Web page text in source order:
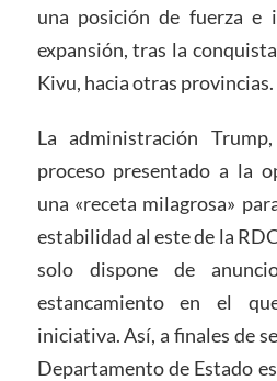
una posición de fuerza e
expansión, tras la
Kivu, hacia otras provincias.
La administración
proceso presentado a la
una «receta milagrosa»
estabilidad al este de la
solo dispone de
estancamiento en el
iniciativa. Así, a finales de
Departamento de Estado